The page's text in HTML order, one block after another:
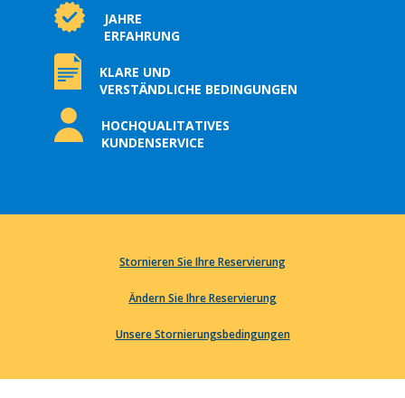
JAHRE
ERFAHRUNG
KLARE UND
VERSTÄNDLICHE BEDINGUNGEN
HOCHQUALITATIVES
KUNDENSERVICE
Stornieren Sie Ihre Reservierung
Ändern Sie Ihre Reservierung
Unsere Stornierungsbedingungen